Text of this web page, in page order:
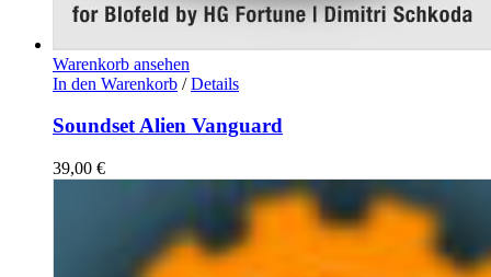
Warenkorb ansehen
In den Warenkorb / Details
Soundset Alien Vanguard
39,00 €